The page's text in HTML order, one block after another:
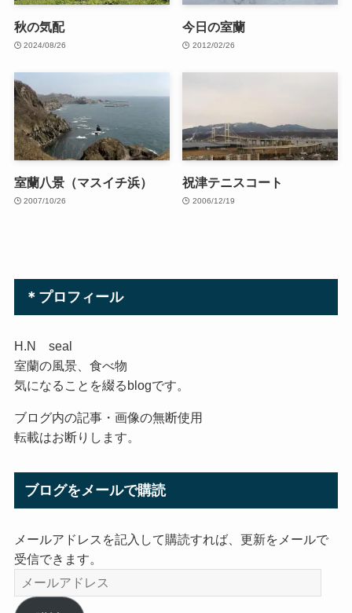
秋の気配
2024/08/26
今日の室蘭
2012/02/26
室蘭八景（マスイチ浜）
2007/10/26
祝津テニスコート
2006/12/19
＊プロフィール
H.N seal
室蘭の風景、食べ物
気になることを綴るblogです。
ブログ内の記事・画像の無断使用
転載はお断りします。
ブログをメールで購読
メールアドレスを記入して購読すれば、更新をメールで
受信できます。
メ
ー